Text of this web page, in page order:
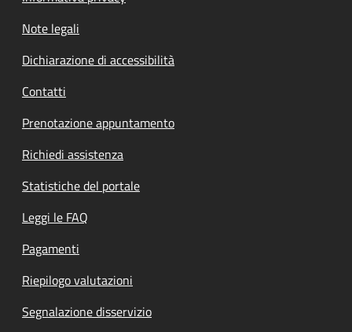
Note legali
Dichiarazione di accessibilità
Contatti
Prenotazione appuntamento
Richiedi assistenza
Statistiche del portale
Leggi le FAQ
Pagamenti
Riepilogo valutazioni
Segnalazione disservizio